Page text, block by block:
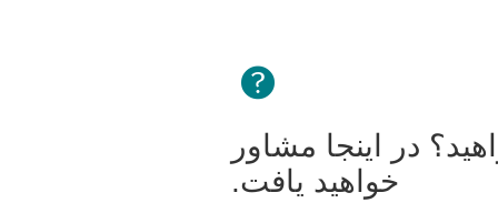
در اینجا مشاور
خواهید یافت.